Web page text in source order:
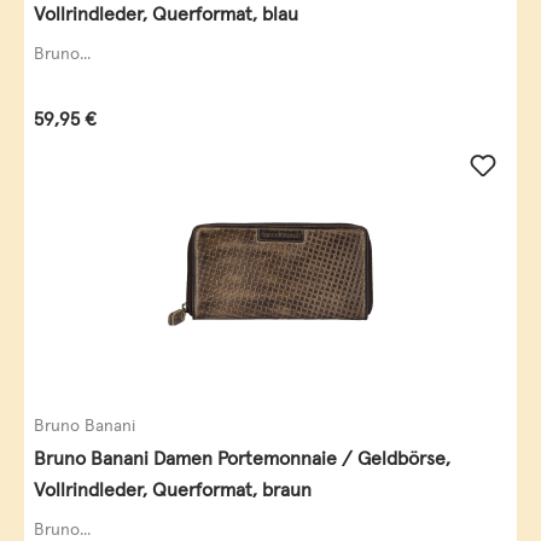
Vollrindleder, Querformat, blau
Bruno...
Regulärer Preis:
59,95 €
Bruno Banani
Bruno Banani Damen Portemonnaie / Geldbörse,
Vollrindleder, Querformat, braun
Bruno...